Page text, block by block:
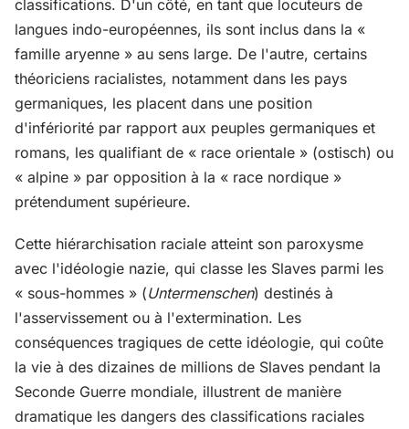
classifications. D'un côté, en tant que locuteurs de
langues indo-européennes, ils sont inclus dans la «
famille aryenne » au sens large. De l'autre, certains
théoriciens racialistes, notamment dans les pays
germaniques, les placent dans une position
d'infériorité par rapport aux peuples germaniques et
romans, les qualifiant de « race orientale » (ostisch) ou
« alpine » par opposition à la « race nordique »
prétendument supérieure.
Cette hiérarchisation raciale atteint son paroxysme
avec l'idéologie nazie, qui classe les Slaves parmi les
« sous-hommes » (Untermenschen) destinés à
l'asservissement ou à l'extermination. Les
conséquences tragiques de cette idéologie, qui coûte
la vie à des dizaines de millions de Slaves pendant la
Seconde Guerre mondiale, illustrent de manière
dramatique les dangers des classifications raciales